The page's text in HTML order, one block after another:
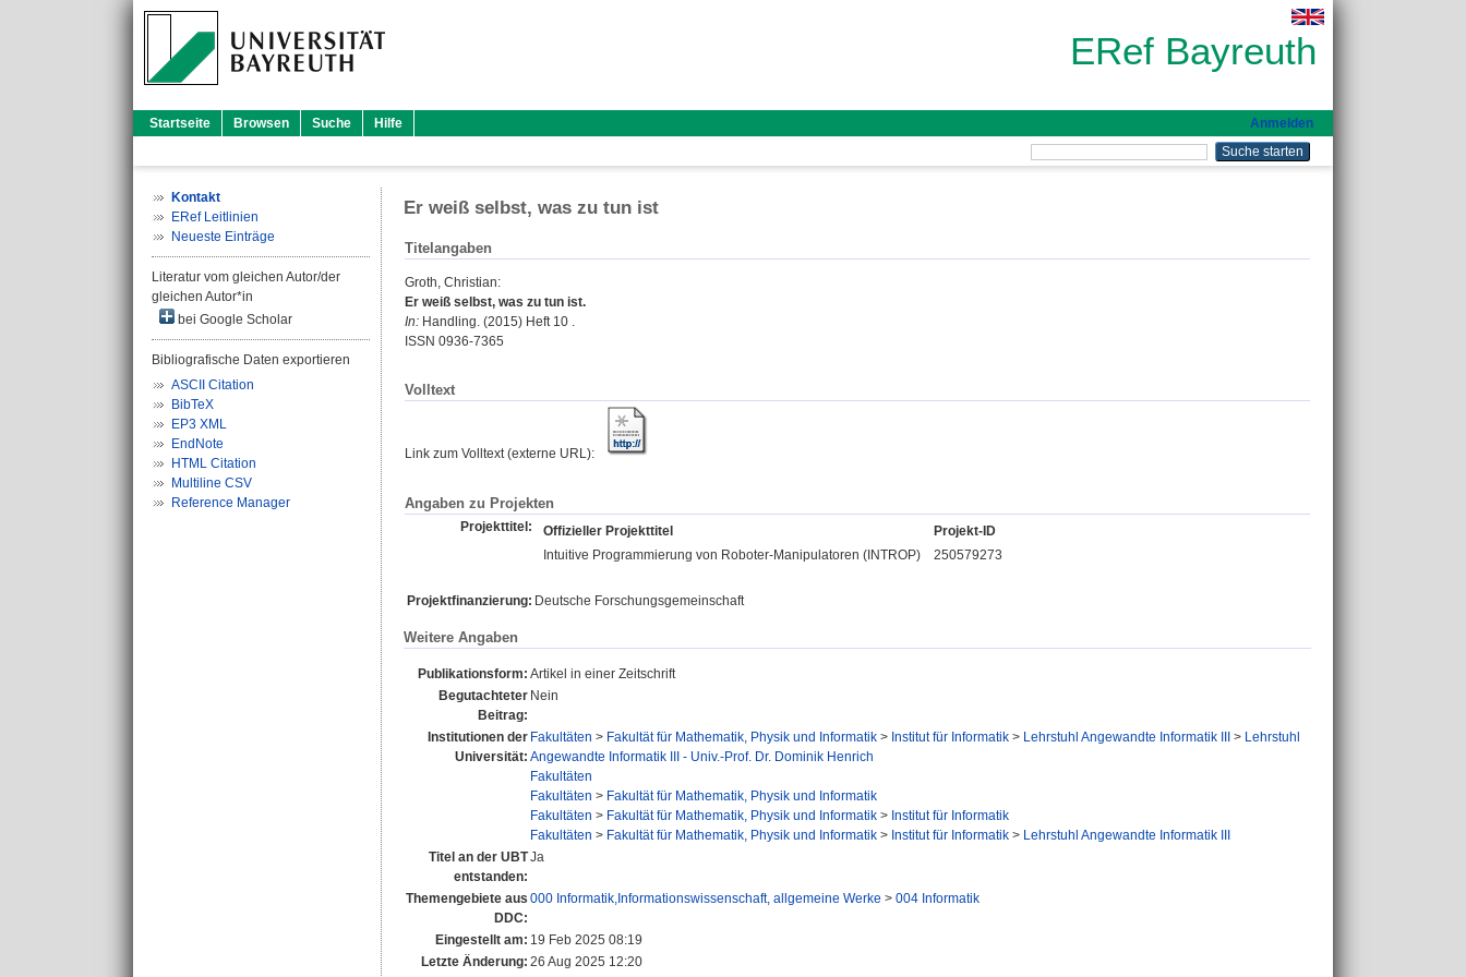
ERef Bayreuth
Startseite Browsen Suche Hilfe Anmelden
Kontakt
ERef Leitlinien
Neueste Einträge
Literatur vom gleichen Autor/der
gleichen Autor*in
bei Google Scholar
Bibliografische Daten exportieren
ASCII Citation
BibTeX
EP3 XML
EndNote
HTML Citation
Multiline CSV
Reference Manager
Er weiß selbst, was zu tun ist
Titelangaben
Groth, Christian:
Er weiß selbst, was zu tun ist.
In: Handling. (2015) Heft 10 .
ISSN 0936-7365
Volltext
Link zum Volltext (externe URL):
Angaben zu Projekten
Projekttitel: Offizieller Projekttitel
Projekt-ID
Intuitive Programmierung von Roboter-Manipulatoren (INTROP)
250579273
Projektfinanzierung: Deutsche Forschungsgemeinschaft
Weitere Angaben
Publikationsform: Artikel in einer Zeitschrift
Begutachteter
Beitrag:
Nein
Institutionen der
Universität:
Fakultäten > Fakultät für Mathematik, Physik und Informatik > Institut für Informatik > Lehrstuhl Angewandte Informatik III > Lehrstuhl
Angewandte Informatik III - Univ.-Prof. Dr. Dominik Henrich
Fakultäten
Fakultäten > Fakultät für Mathematik, Physik und Informatik
Fakultäten > Fakultät für Mathematik, Physik und Informatik > Institut für Informatik
Fakultäten > Fakultät für Mathematik, Physik und Informatik > Institut für Informatik > Lehrstuhl Angewandte Informatik III
Titel an der UBT
entstanden:
Ja
Themengebiete aus
DDC:
000 Informatik,Informationswissenschaft, allgemeine Werke > 004 Informatik
Eingestellt am: 19 Feb 2025 08:19
Letzte Änderung: 26 Aug 2025 12:20